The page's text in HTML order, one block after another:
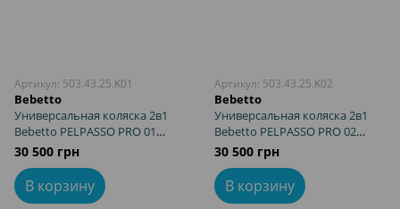
Артикул: 503.43.25.K01
Bebetto
Универсальная коляска 2в1
Bebetto PELPASSO PRO 01
KASHMIR (эко-кожа)
30 500 грн
В корзину
Артикул: 503.43.25.K02
Bebetto
Универсальная коляска 2в1
Bebetto PELPASSO PRO 02
KASHMIR (эко-кожа)
30 500 грн
В корзину